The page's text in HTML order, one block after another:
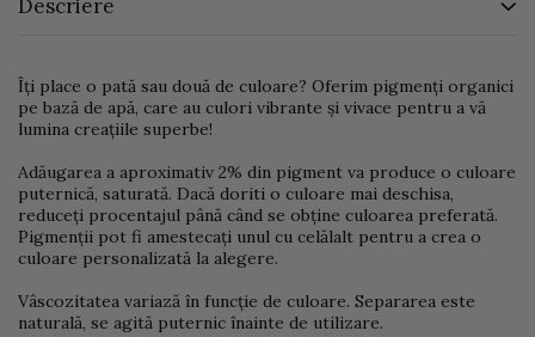
Descriere
Îți place o pată sau două de culoare? Oferim pigmenți organici
pe bază de apă, care au culori vibrante și vivace pentru a vă
lumina creațiile superbe!
Adăugarea a aproximativ 2% din pigment va produce o culoare
puternică, saturată. Dacă doriti o culoare mai deschisa,
reduceți procentajul până când se obține culoarea preferată.
Pigmenții pot fi amestecați unul cu celălalt pentru a crea o
culoare personalizată la alegere.
Vâscozitatea variază în funcție de culoare. Separarea este
naturală, se agită puternic înainte de utilizare.